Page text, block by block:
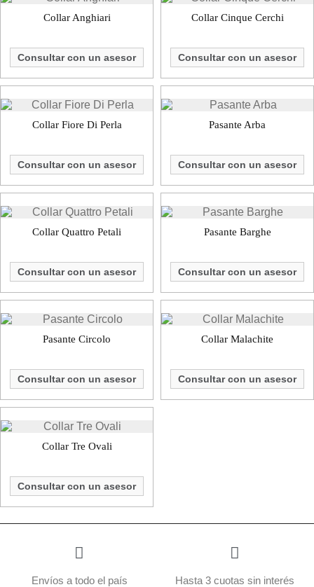
Collar Anghiari
Consultar con un asesor
Collar Cinque Cerchi
Consultar con un asesor
Collar Fiore Di Perla
Consultar con un asesor
Pasante Arba
Consultar con un asesor
Collar Quattro Petali
Consultar con un asesor
Pasante Barghe
Consultar con un asesor
Pasante Circolo
Consultar con un asesor
Collar Malachite
Consultar con un asesor
Collar Tre Ovali
Consultar con un asesor
Envíos a todo el país Hasta 3 cuotas sin interés